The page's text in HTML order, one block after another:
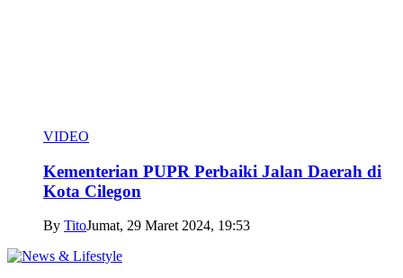
VIDEO
Kementerian PUPR Perbaiki Jalan Daerah di
Kota Cilegon
By TitoJumat, 29 Maret 2024, 19:53